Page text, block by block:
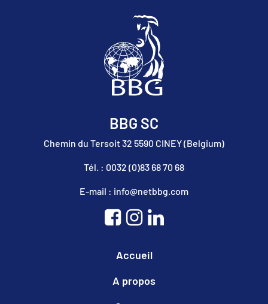
BBG SC
Chemin du Tersoit 32 5590 CINEY (Belgium)
Tél. : 0032 (0)83 68 70 68
E-mail : info@netbbg.com
Accueil
A propos